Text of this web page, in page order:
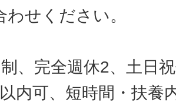
せください。
、完全週休2、土日
内可、短時間・扶養